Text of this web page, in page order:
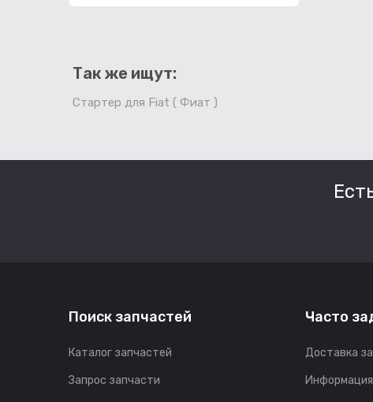
Так же ищут:
Стартер для Fiat ( Фиат )
Поиск запчастей
Каталог запчастей
Запрос запчасти
Часто
Доставка